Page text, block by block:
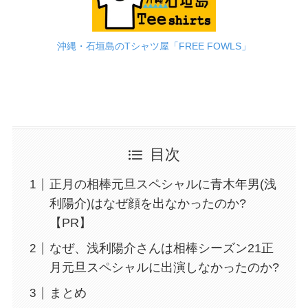
沖縄・石垣島のTシャツ屋「FREE FOWLS」
目次
正月の相棒元旦スペシャルに青木年男(浅
利陽介)はなぜ顔を出なかったのか?
【PR】
なぜ、浅利陽介さんは相棒シーズン21正
月元旦スペシャルに出演しなかったのか?
まとめ